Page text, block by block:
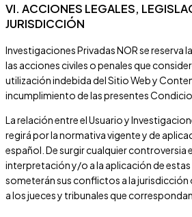
VI. ACCIONES LEGALES,
JURISDICCIÓN
Investigaciones Privadas NORse reserva
las acciones civiles o penales que
utilización indebida del Sitio Web y
incumplimiento de las presentes
La relación entre el Usuario y
regirá por la normativa vigente y de
español. De surgir cualquier controversia
interpretación y/o a la aplicación de
someterán sus conflictos a la
a los jueces y tribunales que